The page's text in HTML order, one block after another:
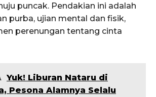
puncak. Pendakian ini adalah
purba, ujian mental dan fisik,
perenungan tentang cinta
Yuk! Liburan Nataru di
Pesona Alamnya Selalu